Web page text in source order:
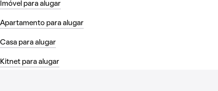
Imóvel para alugar
Apartamento para alugar
Casa para alugar
Kitnet para alugar